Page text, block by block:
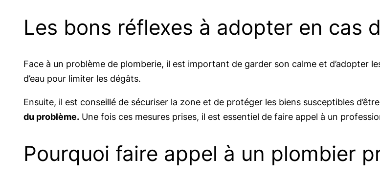
Les bons réflexes à adopter en cas
Face à un problème de plomberie, il est important de garder son calme et d’adopter
d’eau pour limiter les dégâts.
Ensuite, il est conseillé de sécuriser la zone et de protéger les biens susceptibles
du problème. Une fois ces mesures prises, il est essentiel de faire appel à un
Pourquoi faire appel à un plombier